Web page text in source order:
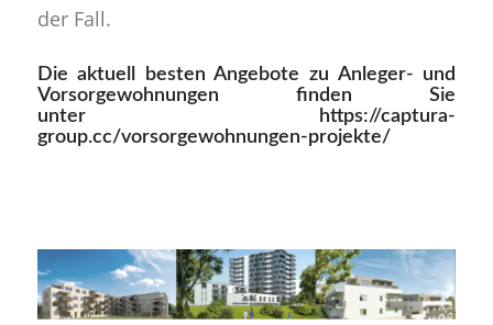
der Fall.
Die aktuell besten Angebote zu Anleger- und
Vorsorgewohnungen finden Sie
unter
https://captura-
group.cc/vorsorgewohnungen-projekte/